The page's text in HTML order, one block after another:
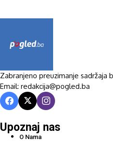
Zabranjeno preuzimanje sadržaja
Email: redakcija@pogled.ba
Upoznaj nas
O Nama